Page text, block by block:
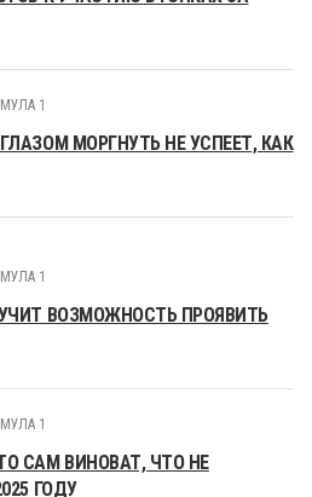
1
МОРГНУТЬ НЕ УСПЕЕТ, КАК
1
ВОЗМОЖНОСТЬ ПРОЯВИТЬ
1
САМ ВИНОВАТ, ЧТО НЕ
ГОДУ